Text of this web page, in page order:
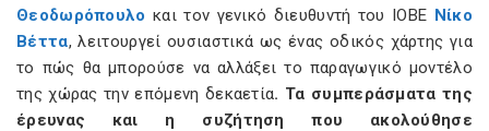
Θεοδωρόπουλο και τον γενικό διευθυντή του ΙΟΒΕ Νίκο
Βέττα, λειτουργεί ουσιαστικά ως ένας οδικός χάρτης για
το πώς θα μπορούσε να αλλάξει το παραγωγικό μοντέλο
της χώρας την επόμενη δεκαετία. Τα συμπεράσματα της
έρευνας και η συζήτηση που ακολούθησε